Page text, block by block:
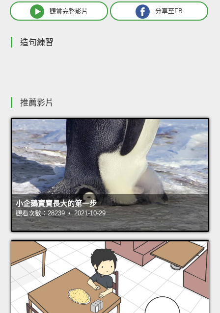
觀賞完整影片 分享至FB
造句練習
推薦影片
小企鵝寶寶長大的第一步
觀看次數：28239 • 2021-10-29